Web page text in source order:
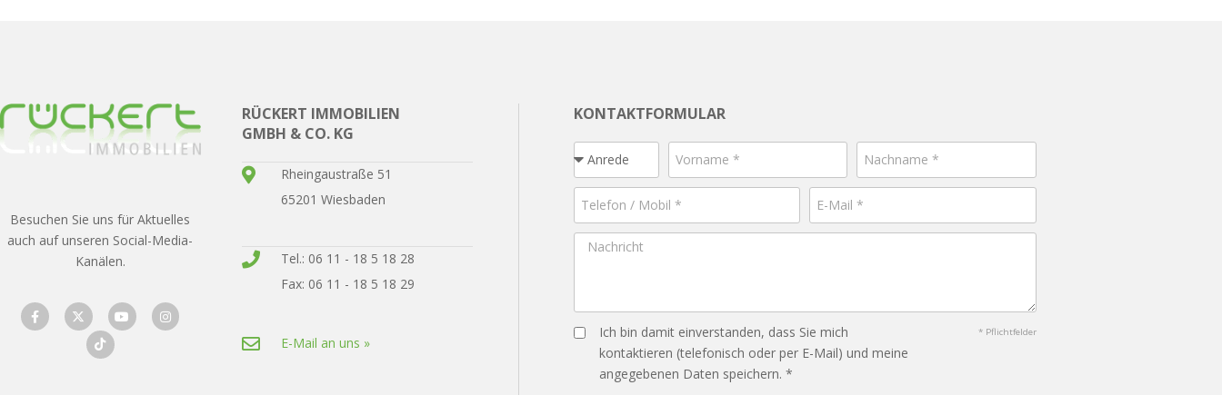
Besuchen Sie uns für Aktuelles
auch auf unseren Social-Media-
Kanälen.
RÜCKERT IMMOBILIEN
GMBH & CO. KG
Rheingaustraße 51
65201 Wiesbaden
Tel.: 06 11 - 18 5 18 28
Fax: 06 11 - 18 5 18 29
E-Mail an uns »
KONTAKTFORMULAR
Ich bin damit einverstanden, dass Sie mich
kontaktieren (telefonisch oder per E-Mail) und meine
angegebenen Daten speichern. *
* Pflichtfelder